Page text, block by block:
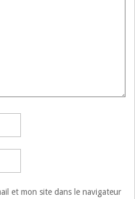
et mon site dans le navigateur